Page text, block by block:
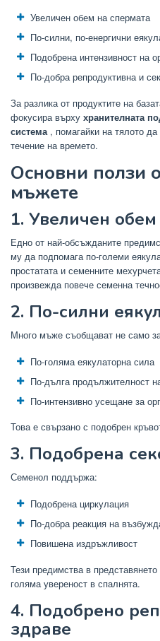
Увеличен обем на спермата
По-силни, по-енергични
Подобрена интензивност на
По-добра репродуктивна и
За разлика от продуктите на
фокусира върху хранителната
система, помагайки на тялото
течение на времето.
Основни ползи
мъжете
1. Увеличен
Едно от най-обсъжданите
му да подпомага по-големи
простатата и семенните
произвежда повече семенна
2. По-силни
Много мъже съобщават не само
По-голяма еякулаторна сила
По-дълга продължителност
По-интензивно усещане за
Това е свързано с подобрен
3. Подобрена
Семенол поддържа:
Подобрена циркулация
По-добра реакция на
Повишена издръжливост
Тези предимства в
голяма увереност в спалнята.
4. Подобрено
здраве